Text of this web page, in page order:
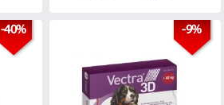
-40% -9%